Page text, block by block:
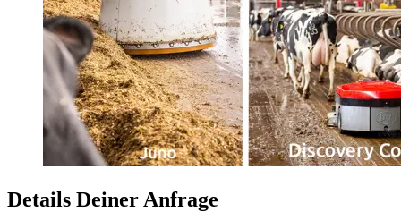
Details Deiner Anfrage